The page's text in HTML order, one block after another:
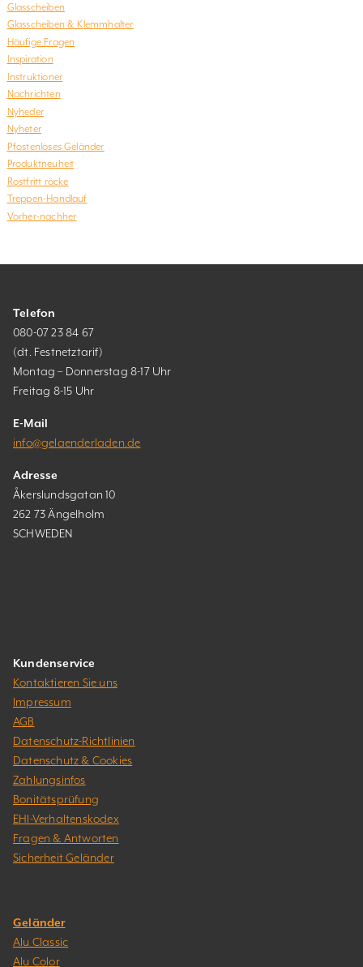
Glasscheiben
Glasscheiben & Klemmhalter
Häufige Fragen
Inspiration
Instruktioner
Nachrichten
Nyheder
Nyheter
Pfostenloses Geländer
Produktneuheit
Rostfritt räcke
Treppen-Handlauf
Vorher-nachher
Telefon
080-07 23 84 67
(dt. Festnetztarif)
Montag – Donnerstag 8-17 Uhr
Freitag 8-15 Uhr
E-Mail
info@gelaenderladen.de
Adresse
Åkerslundsgatan 10
262 73 Ängelholm
SCHWEDEN
Kundenservice
Kontaktieren Sie uns
Impressum
AGB
Datenschutz-Richtlinien
Datenschutz & Cookies
Zahlungsinfos
Bonitätsprüfung
EHI-Verhaltenskodex
Fragen & Antworten
Sicherheit Geländer
Geländer
Alu Classic
Alu Color